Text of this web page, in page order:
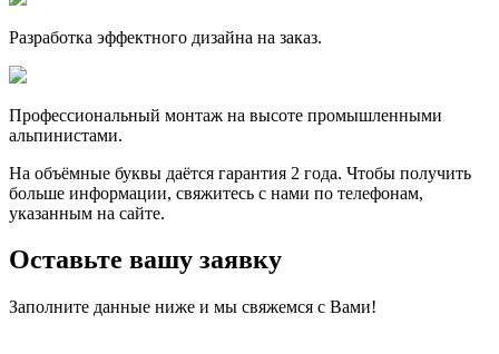
Разработка эффектного дизайна на заказ.
Профессиональный монтаж на высоте промышленными
альпинистами.
На объёмные буквы даётся гарантия 2 года. Чтобы получить
больше информации, свяжитесь с нами по телефонам,
указанным на сайте.
Оставьте вашу заявку
Заполните данные ниже и мы свяжемся с Вами!